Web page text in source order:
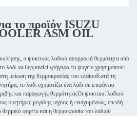
το προϊόν ISUZU
ASM OIL
ο ψυκτικός λαδιού απορροφά θερμότητα από
λάδι να θερμανθεί γρήγορα.το ψυγείο χρησιμοποιεί
μείωση της θερμοκρασίας του ελαίουΚατά τη
το λάδι σχηματίζει ένα λάδι σε επιφάνεια
και παραγωγής θερμότηταςΟι ψυκτικοί λαδιού
κινητήρες μεγάλης ισχύος ή ενισχυμένους, επειδή
θερμικό φορτίο και η θερμοκρασία του λαδιού